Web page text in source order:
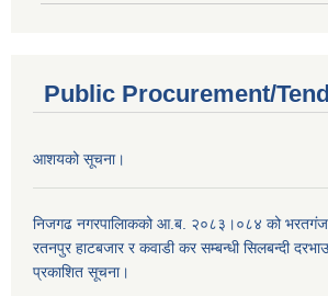
Public Procurement/
आशयको सूचना।
निजगढ नगरपालिाकको आ.ब. २०८३।०८४ को भरतगंज
रतनपुर हाटबजार र कवाडी कर सम्बन्धी सिलबन्दी
प्रकाशित सूचना।